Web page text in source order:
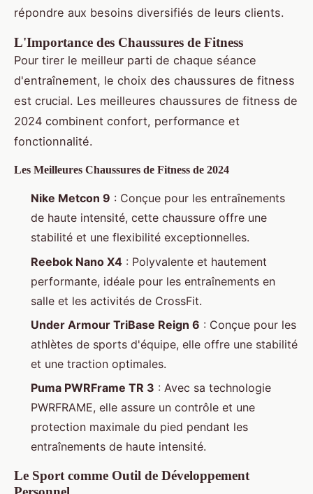
répondre aux besoins diversifiés de leurs clients.
L'Importance des Chaussures de Fitness
Pour tirer le meilleur parti de chaque séance
d'entraînement, le choix des chaussures de fitness
est crucial. Les meilleures chaussures de fitness de
2024 combinent confort, performance et
fonctionnalité.
Les Meilleures Chaussures de Fitness de 2024
Nike Metcon 9 : Conçue pour les entraînements
de haute intensité, cette chaussure offre une
stabilité et une flexibilité exceptionnelles.
Reebok Nano X4 : Polyvalente et hautement
performante, idéale pour les entraînements en
salle et les activités de CrossFit.
Under Armour TriBase Reign 6 : Conçue pour les
athlètes de sports d'équipe, elle offre une stabilité
et une traction optimales.
Puma PWRFrame TR 3 : Avec sa technologie
PWRFRAME, elle assure un contrôle et une
protection maximale du pied pendant les
entraînements de haute intensité.
Le Sport comme Outil de Développement